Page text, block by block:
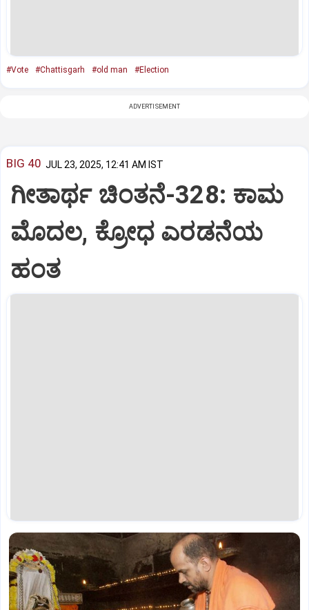
#Vote #Chattisgarh #old man #Election
ADVERTISEMENT
BIG 40 JUL 23, 2025, 12:41 AM IST
ಗೀತಾರ್ಥ ಚಿಂತನೆ-328: ಕಾಮ
ಮೊದಲ, ಕ್ರೋಧ ಎರಡನೆಯ
ಹಂತ